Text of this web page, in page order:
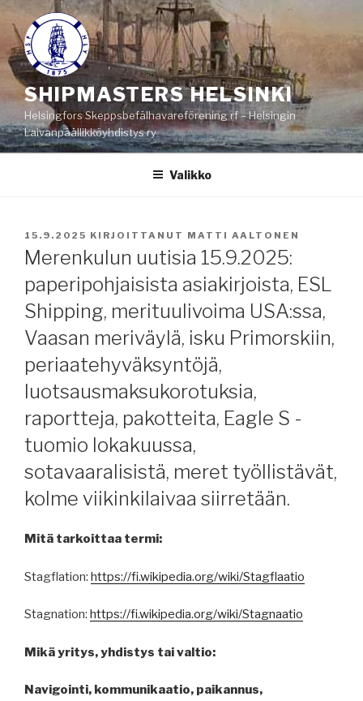
Siirry
sisältöön
SHIPMASTERS HELSINKI
Helsingfors Skeppsbefälhavareförening rf – Helsingin
Laivanpäällikköyhdistys ry
Valikko
JULKAISTU
15.9.2025 KIRJOITTANUT MATTI AALTONEN
Merenkulun uutisia 15.9.2025:
paperipohjaisista asiakirjoista, ESL
Shipping, merituulivoima USA:ssa,
Vaasan meriväylä, isku Primorskiin,
periaatehyväksyntöjä,
luotsausmaksukorotuksia,
raportteja, pakotteita, Eagle S -
tuomio lokakuussa,
sotavaaralisistä, meret työllistävät,
kolme viikinkilaivaa siirretään.
Mitä tarkoittaa termi:
Stagflation: https://fi.wikipedia.org/wiki/Stagflaatio
Stagnation: https://fi.wikipedia.org/wiki/Stagnaatio
Mikä yritys, yhdistys tai valtio:
Navigointi, kommunikaatio, paikannus,